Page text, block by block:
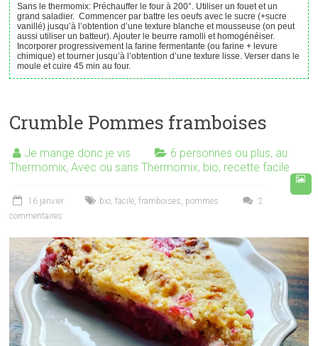
Sans le thermomix: Préchauffer le four à 200°. Utiliser un fouet et un
grand saladier. Commencer par battre les oeufs avec le sucre (+sucre
vanillé) jusqu’à l’obtention d’une texture blanche et mousseuse (on peut
aussi utiliser un batteur). Ajouter le beurre ramolli et homogénéiser.
Incorporer progressivement la farine fermentante (ou farine + levure
chimique) et tourner jusqu’à l’obtention d’une texture lisse. Verser dans le
moule et cuire 45 min au four.
Crumble Pommes framboises
Je mange donc je vis 6 personnes ou plus, au
Thermomix,Avec ou sans Thermomix, bio, recette facile
16 janvier bio ,facile ,framboises pommes
2
commentaires